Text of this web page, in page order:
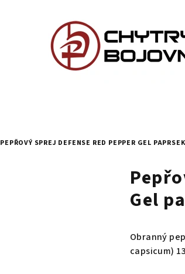
PEPŘOVÝ SPREJ DEFENSE RED PEPPER GEL PAPRSEK
Gel
Obranný
capsicum)